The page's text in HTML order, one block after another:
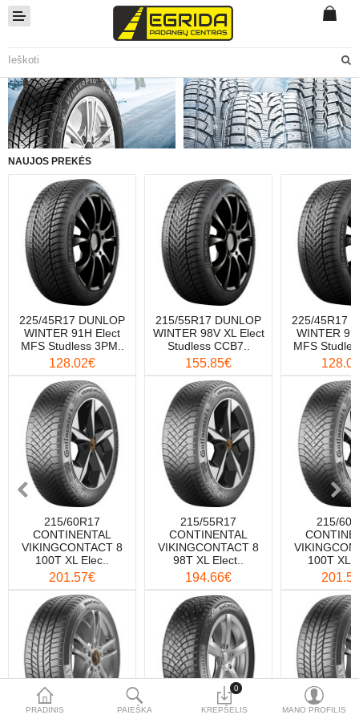
PRADINIS PAIEŠKA
0
KREPŠELIS MANO PROFILIS
NAUJOS PREKĖS
225/45R17 DUNLOP
WINTER 91H Elect
MFS Studless 3PM..
128.02€
215/60R17
CONTINENTAL
VIKINGCONTACT 8
100T XL Elec..
201.57€
215/55R17 DUNLOP
WINTER 98V XL Elect
Studless CCB7..
155.85€
215/55R17
CONTINENTAL
VIKINGCONTACT 8
98T XL Elect..
194.66€
225/45R17
WINTER
MFS
215/
100T XL
AUTOMOBILIAMS
MOTOCIKLAMS
ŪKIUI IR PRAMONEI
VILKIKAMS IR AUTOBUSAMS
RATLANKIAI
AKUMULIATORIAI
TEPALAI IR ALYVOS
PADANGŲ MONTAVIMAS